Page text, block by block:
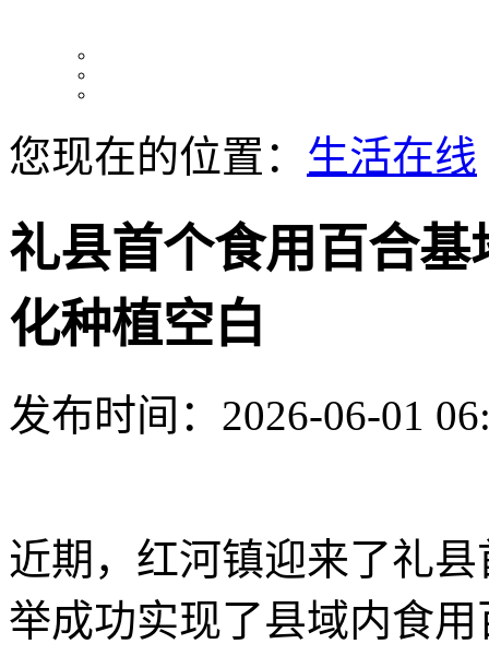
您现在的位置： 生活在线
礼县首个食用百合
化种植空白
发布时间：2026-06-01
近期，红河镇迎来了礼
举成功实现了县域内食